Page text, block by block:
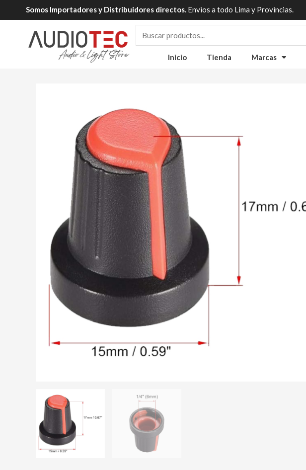
al
Somos Importadores y Distribuidores directos. Envios a todo Lima y Provincias.
Inicio Tienda Marcas